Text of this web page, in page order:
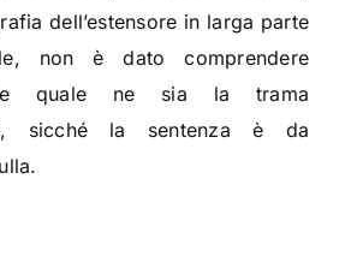
dell’estensore in larga parte
non è dato comprendere
quale ne sia la trama
sicché la sentenza è da